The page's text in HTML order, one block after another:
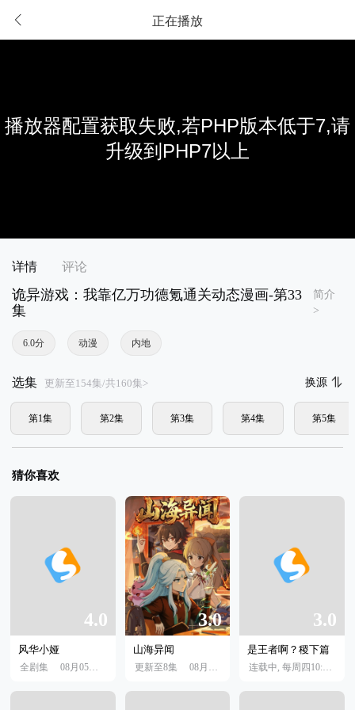
正在播放
详情 评论
诡异游戏：我靠亿万功德氪通关动态漫画-第33
集
简介
>
6.0分 动漫 内地
选集 更新至154集/共160集> 换源
第1集 第2集 第3集 第4集 第5集
猜你喜欢
4.0
风华小娅
全剧集 08月05日 18:02
3.0
山海异闻
更新至8集 08月01日
3.0
是王者啊？稷下篇
连载中, 每周四10:00更新